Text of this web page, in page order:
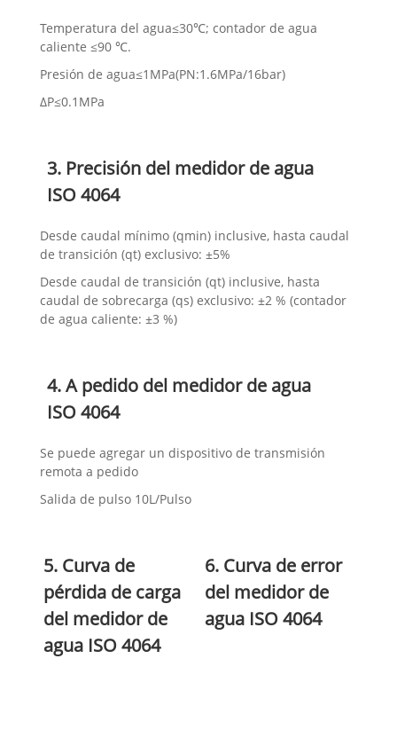
Temperatura del agua≤30℃; contador de agua
caliente ≤90 ℃.
Presión de agua≤1MPa(PN:1.6MPa/16bar)
ΔP≤0.1MPa
3. Precisión del medidor de agua
ISO 4064
Desde caudal mínimo (qmin) inclusive, hasta caudal
de transición (qt) exclusivo: ±5%
Desde caudal de transición (qt) inclusive, hasta
caudal de sobrecarga (qs) exclusivo: ±2 % (contador
de agua caliente: ±3 %)
4. A pedido del medidor de agua
ISO 4064
Se puede agregar un dispositivo de transmisión
remota a pedido
Salida de pulso 10L/Pulso
5. Curva de
pérdida de carga
del medidor de
agua ISO 4064
6. Curva de error
del medidor de
agua ISO 4064